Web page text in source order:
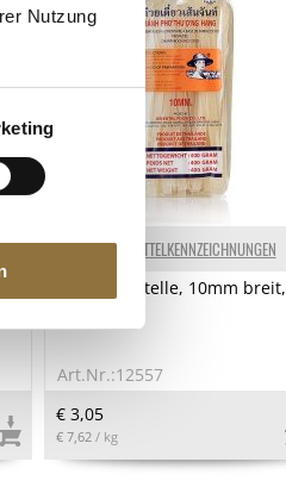
Nutzung
LEBENSMITTELKENNZEICHNUNGEN
Reis-Tagliatelle, 10mm breit,
Art.Nr.:12557
€ 3,05
€ 7,62 / kg